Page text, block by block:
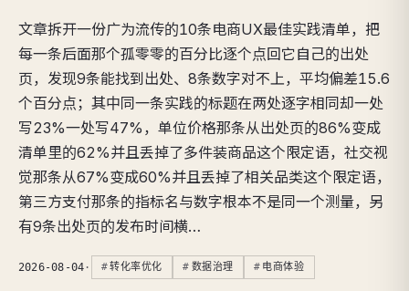
文章拆开一份广为流传的10条电商UX最佳实践清单，把
每一条后面那个孤零零的百分比逐个点回它自己的出处
页，发现9条能找到出处、8条数字对不上，平均偏差15.6
个百分点；其中同一条实践的标题在两处逐字相同却一处
写23%一处写47%，单位价格那条从出处页的86%变成
清单里的62%并且丢掉了多件装商品这个限定语，社交视
觉那条从67%变成60%并且丢掉了相关品类这个限定语，
第三方支付那条的指标名与数字根本不是同一个测量，另
有9条出处页的发布时间横…
2026-08-04 · 转化率优化 数据治理 电商体验